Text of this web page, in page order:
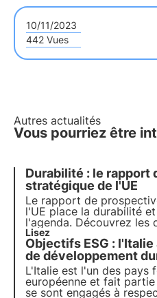
10/11/2023
442 Vues
Autres actualités
Vous pourriez être
Durabilité : le rapport
stratégique de l'UE
Le rapport de
l'UE place la durabilité
l'agenda. Découvrez les
concrètes proposées
transition vers un avenir
3Bee s'inscrit dans ce
Oasis.
Lisez
Objectifs ESG :
de développement
L'Italie est l'un des pays
européenne et fait partie
se sont engagés à